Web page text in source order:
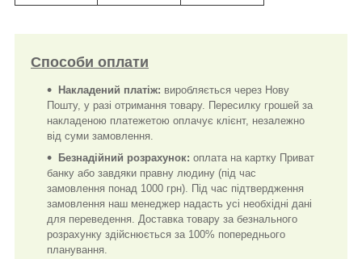
Способи оплати
Накладений платіж: виробляється через Нову
Пошту, у разі отримання товару. Пересилку грошей за
накладеною платежетою оплачує клієнт, незалежно
від суми замовлення.
Безнадійний розрахунок: оплата на картку Приват
банку або завдяки правну людину (під час
замовлення понад 1000 грн). Під час підтвердження
замовлення наш менеджер надасть усі необхідні дані
для переведення. Доставка товару за безнального
розрахунку здійснюється за 100% попереднього
планування.